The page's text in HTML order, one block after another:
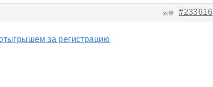
#233616
返信
за регистрацию